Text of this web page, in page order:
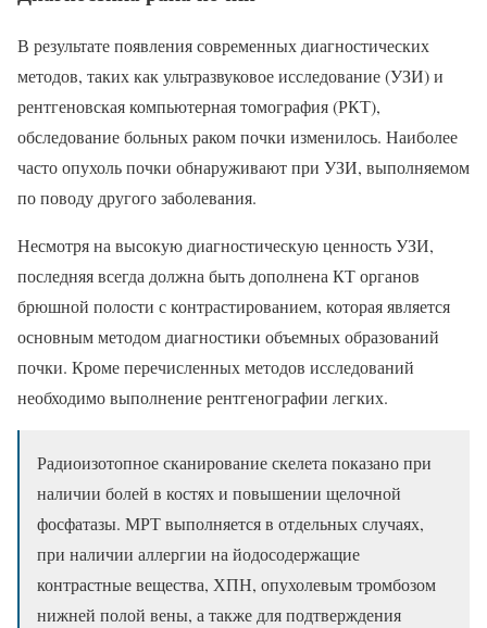
В результате появления современных диагностических
методов, таких как ультразвуковое исследование (УЗИ) и
рентгеновская компьютерная томография (РКТ),
обследование больных раком почки изменилось. Наиболее
часто опухоль почки обнаруживают при УЗИ, выполняемом
по поводу другого заболевания.
Несмотря на высокую диагностическую ценность УЗИ,
последняя всегда должна быть дополнена КТ органов
брюшной полости с контрастированием, которая является
основным методом диагностики объемных образований
почки. Кроме перечисленных методов исследований
необходимо выполнение рентгенографии легких.
Радиоизотопное сканирование скелета показано при
наличии болей в костях и повышении щелочной
фосфатазы. МРТ выполняется в отдельных случаях,
при наличии аллергии на йодосодержащие
контрастные вещества, ХПН, опухолевым тромбозом
нижней полой вены, а также для подтверждения